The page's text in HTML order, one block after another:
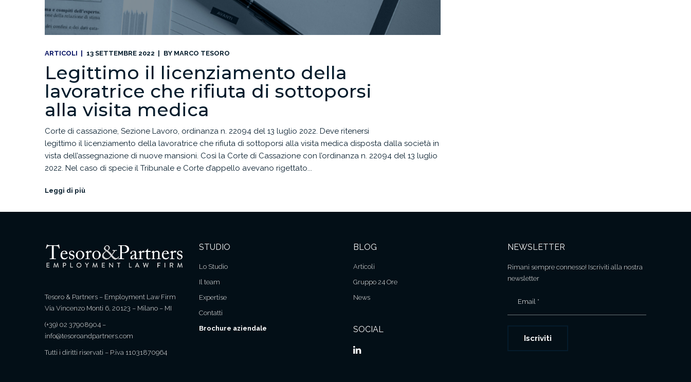
ARTICOLI 13 SETTEMBRE 2022 BY MARCO TESORO
Legittimo il licenziamento della
lavoratrice che rifiuta di sottoporsi
alla visita medica
Corte di cassazione, Sezione Lavoro, ordinanza n. 22094 del 13 luglio 2022. Deve ritenersi
legittimo il licenziamento della lavoratrice che rifiuta di sottoporsi alla visita medica disposta dalla società in
vista dell’assegnazione di nuove mansioni. Così la Corte di Cassazione con l’ordinanza n. 22094 del 13 luglio
2022. Nel caso di specie il Tribunale e Corte d’appello avevano rigettato...
Leggi di più
Tesoro & Partners – Employment Law Firm
Via Vincenzo Monti 6, 20123 – Milano – MI
(+39) 02 37908904 –
info@tesoroandpartners.com
Tutti i diritti riservati – P.iva 11031870964
STUDIO
Lo Studio
Il team
Expertise
Contatti
Brochure aziendale
BLOG
Articoli
Gruppo 24 Ore
News
SOCIAL
NEWSLETTER
Rimani sempre connesso! Iscriviti alla nostra
newsletter
Email *